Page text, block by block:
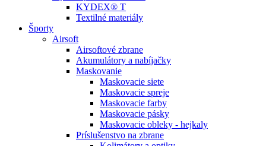
KYDEX® T
Textilné materiály
Športy
Airsoft
Airsoftové zbrane
Akumulátory a nabíjačky
Maskovanie
Maskovacie siete
Maskovacie spreje
Maskovacie farby
Maskovacie pásky
Maskovacie obleky - hejkaly
Príslušenstvo na zbrane